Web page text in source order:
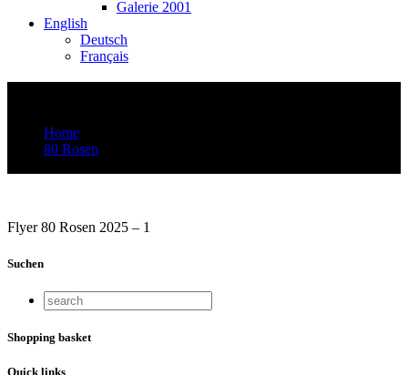
Galerie 2001
English
Deutsch
Français
Home
80 Rosen
Flyer 80 Rosen 2025 – 1
Suchen
Shopping basket
Quick links